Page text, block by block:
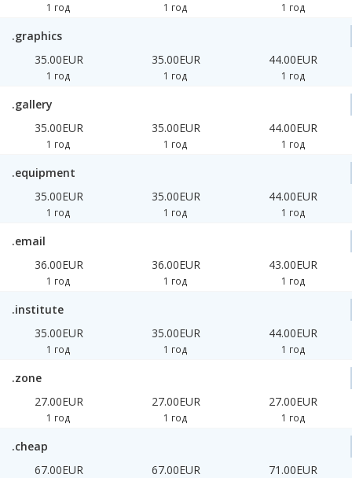
1 год 1 год 1 год
.graphics
35.00EUR
1 год
35.00EUR
1 год
44.00EUR
1 год
.gallery
35.00EUR
1 год
35.00EUR
1 год
44.00EUR
1 год
.equipment
35.00EUR
1 год
35.00EUR
1 год
44.00EUR
1 год
.email
36.00EUR
1 год
36.00EUR
1 год
43.00EUR
1 год
.institute
35.00EUR
1 год
35.00EUR
1 год
44.00EUR
1 год
.zone
27.00EUR
1 год
27.00EUR
1 год
27.00EUR
1 год
.cheap
67.00EUR
67.00EUR 71.00EUR